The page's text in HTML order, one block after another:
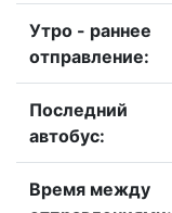
Утро - раннее
отправление:
Последний
автобус:
Время между